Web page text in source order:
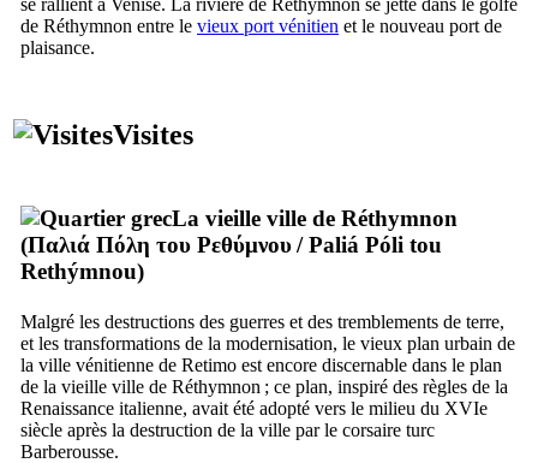
de Réthymnon entre le vieux port vénitien et le nouveau port de
plaisance.
Visites
La vieille ville de Réthymnon
(Παλιά Πόλη του Ρεθύμνου/Paliá Póli tou
Rethýmnou)
Malgré les destructions des guerres et des tremblements de terre,
et les transformations de la modernisation, le vieux plan urbain de
la ville vénitienne de Retimo est encore discernable dans le plan
de la vieille ville de Réthymnon ; ce plan, inspiré des règles de la
Renaissance italienne, avait été adopté vers le milieu du XVIe
siècle après la destruction de la ville par le corsaire turc
Barberousse.